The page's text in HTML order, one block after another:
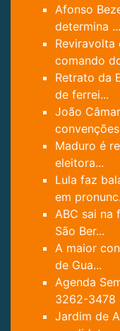
Afonso
determina ...
Reviravolta
comando
Retrato da
de ferrei...
João
Maduro é
eleitora...
Lula faz
em
ABC sai na
São Ber...
A maior
de Gua...
Agenda
3262-3478
Jardim de